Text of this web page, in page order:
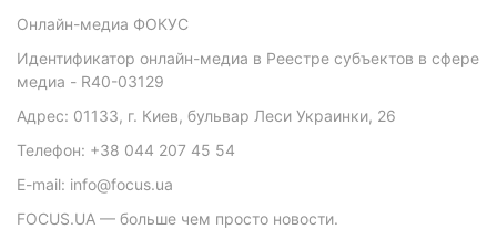
Онлайн-медиа ФОКУС
Идентификатор онлайн-медиа в Реестре субъектов в сфере
медиа - R40-03129
Адрес: 01133, г. Киев, бульвар Леси Украинки, 26
Телефон: +38 044 207 45 54
E-mail: info@focus.ua
FOCUS.UA — больше чем просто новости.